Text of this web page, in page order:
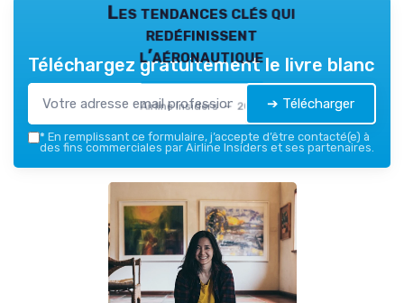
Les tendances clés qui
redéfinissent
l’aéronautique
Airline Insiders — 2026
Téléchargez gratuitement le livre blanc
➔ Télécharger
* En remplissant ce formulaire, j’accepte d’être contacté(e) à
des fins commerciales par Airline Insiders et ses partenaires.